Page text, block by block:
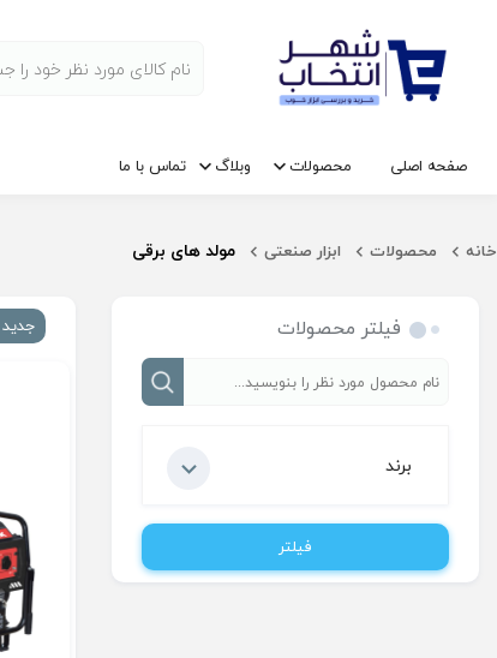
صفحه اصلی محصولات وبلاگ تماس با ما
خانه محصولات ابزار صنعتی مولد های برقی
فیلتر محصولات
برند
فیلتر